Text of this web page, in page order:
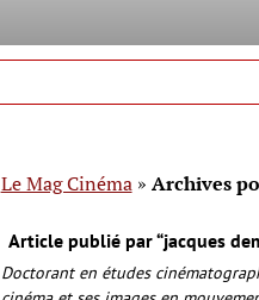
Le Mag Cinéma» Archives
Article publié par “jacques
Doctorant en études